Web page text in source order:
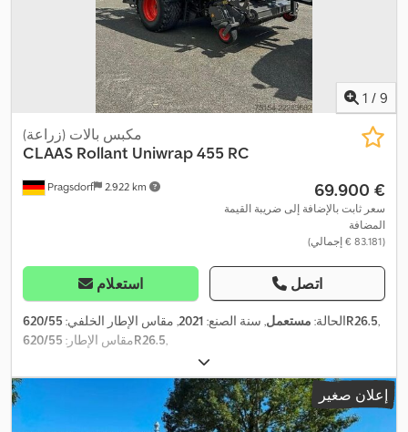
1 / 9
Pragsdorf 2.922 km
مكبس بالات (زراعة)
CLAAS Rollant Uniwrap 455 RC
‏69.900 €
سعر ثابت بالإضافة إلى ضريبة القيمة
المضافة
(‏83.181 € إجمالي)
استعلام اتصل
الحالة: مستعمل, سنة الصنع: 2021, مقاس الإطار الخلفي: 620/55R26.5,
مقاس الإطار:620/55R26.5,
إعلان صغير